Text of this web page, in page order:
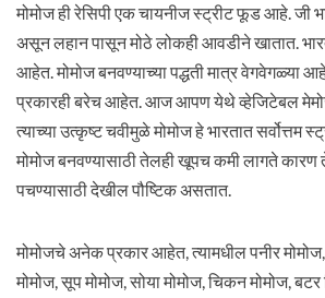
मोमोज ही रेसिपी एक चायनीज स्ट्रीट फूड आहे. जी
असून लहान पासून मोठे लोकही आवडीने खातात.
आहेत. मोमोज बनवण्याच्या पद्धती मात्र वेगवेगळ्या
प्रकारही बरेच आहेत. आज आपण येथे व्हेजिटेबल
त्याच्या उत्कृष्ट चवीमुळे मोमोज हे भारतात
मोमोज बनवण्यासाठी तेलही खूपच कमी लागते कारण
पचण्यासाठी देखील पौष्टिक असतात.
मोमोजचे अनेक प्रकार आहेत, त्यामधील पनीर
मोमोज, सूप मोमोज, सोया मोमोज, चिकन मोमोज,